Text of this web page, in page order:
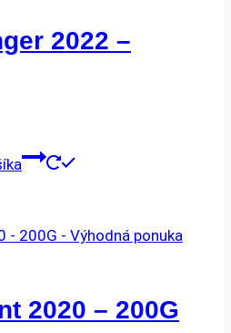
2022 –
2020 – 200G